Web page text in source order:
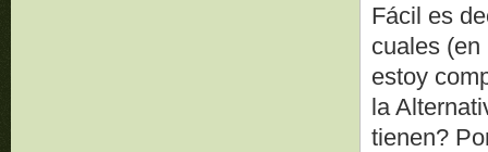
Fácil es
cuales
estoy
la
tienen?